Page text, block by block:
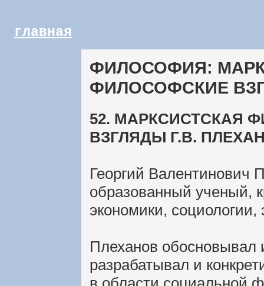
главная
ФИЛОСОФИЯ:
ФИЛОСОФСКИЕ
52. МАРКСИСТСКАЯ
ВЗГЛЯДЫ Г.В.
Георгий Валентинович
образованный ученый,
экономики, социологии,
Плеханов обосновывал
разрабатывал и